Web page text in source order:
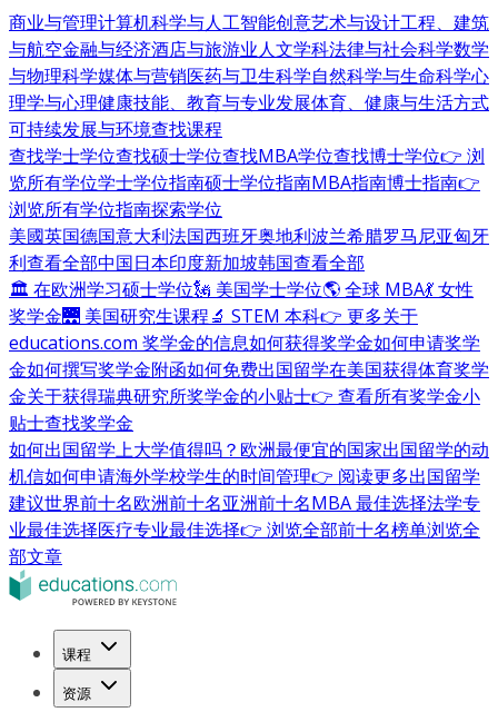
商业与管理计算机科学与人工智能创意艺术与设计工程、建筑
与航空金融与经济酒店与旅游业人文学科法律与社会科学数学
与物理科学媒体与营销医药与卫生科学自然科学与生命科学心
理学与心理健康技能、教育与专业发展体育、健康与生活方式
可持续发展与环境查找课程
查找学士学位查找硕士学位查找MBA学位查找博士学位👉 浏
览所有学位学士学位指南硕士学位指南MBA指南博士指南👉
浏览所有学位指南探索学位
美國英国德国意大利法国西班牙奥地利波兰希腊罗马尼亚匈牙
利查看全部中国日本印度新加坡韩国查看全部
🏛 在欧洲学习硕士学位🗽 美国学士学位🌎 全球 MBA💃 女性
奖学金🌉 美国研究生课程🔬 STEM 本科👉 更多关于
educations.com 奖学金的信息如何获得奖学金如何申请奖学
金如何撰写奖学金附函如何免费出国留学在美国获得体育奖学
金关于获得瑞典研究所奖学金的小贴士👉 查看所有奖学金小
贴士查找奖学金
如何出国留学上大学值得吗？ 欧洲最便宜的国家出国留学的动
机信如何申请海外学校学生的时间管理👉 阅读更多出国留学
建议世界前十名欧洲前十名亚洲前十名MBA 最佳选择法学专
业最佳选择医疗专业最佳选择👉 浏览全部前十名榜单浏览全
部文章
课程
资源